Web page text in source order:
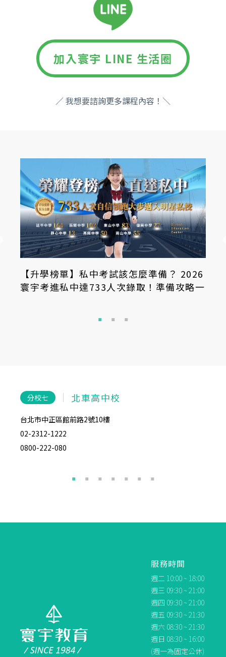
加入寰宇 LINE 生活圈
／ 我想要諮詢更多課程內容！＼
【升學榜單】明星高中科學班怎麼準備？
115建北附科學班，10位寰宇學長姐的備
分校六 板橋校
新北市板橋區文化路二段182巷1弄2號3樓
0800-222-948
0800-222-948
服務時間
週二 10:00 ~ 18:00
週三 09:30 ~ 21:00
週四 09:30 ~ 21:00
週五 09:30 ~ 21:30
週六 08:30 ~ 21:30
週日 08:30 ~ 16:00
(週一為固定公休)